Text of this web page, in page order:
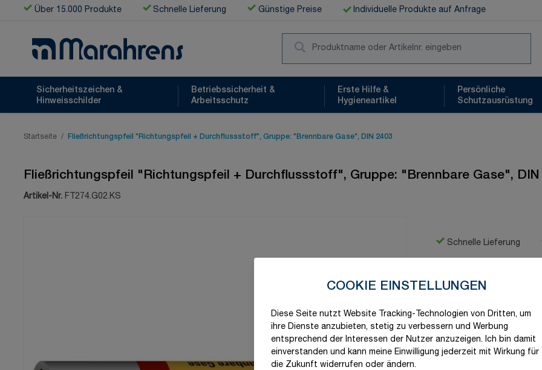
COOKIE EINSTELLUNGEN
Diese Seite nutzt Website Tracking-Technologien von Dritten, um
ihre Dienste anzubieten, stetig zu verbessern und Werbung
entsprechend der Interessen der Nutzer anzuzeigen. Ich bin damit
einverstanden und kann meine Einwilligung jederzeit mit Wirkung für
die Zukunft widerrufen oder ändern.
Zum Inhalt springen
Über 15.000 Produkte Schnelle Lieferung Günstige Preise Individuelle Produkte auf Anfrage
Sicherheitszeichen &
Hinweisschilder
Betriebssicherheit &
Arbeitsschutz
Erste Hilfe &
Hygieneartikel
Persönliche
Schutzausrüstung
Startseite / Fließrichtungspfeil "Richtungspfeil + Durchflussstoff", Gruppe: "Brennbare Gase", DIN 2403
Fließrichtungspfeil "Richtungspfeil + Durchflussstoff", Gruppe: "Brennbare Gase", DIN
Artikel-Nr. FT274.G02.KS
Schnelle Lieferung
Produktvariation wählen
Rohrdurchmesser